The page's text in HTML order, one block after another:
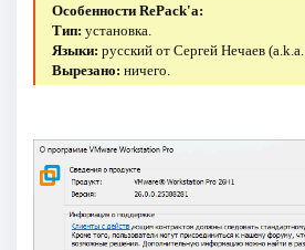
Особенности RePack'a:
Тип: установка.
Языки: русский от Сергей Нечаев
Вырезано: ничего.